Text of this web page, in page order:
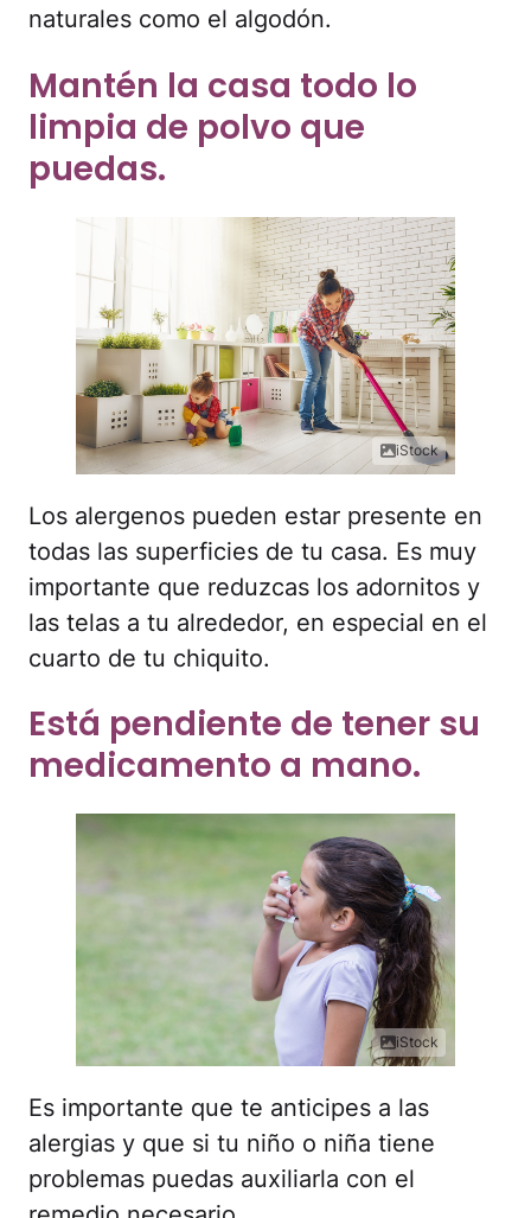
naturales como el algodón.
Mantén la casa todo lo
limpia de polvo que
puedas.
iStock
Los alergenos pueden estar presente en
todas las superficies de tu casa. Es muy
importante que reduzcas los adornitos y
las telas a tu alrededor, en especial en el
cuarto de tu chiquito.
Está pendiente de tener su
medicamento a mano.
iStock
Es importante que te anticipes a las
alergias y que si tu niño o niña tiene
problemas puedas auxiliarla con el